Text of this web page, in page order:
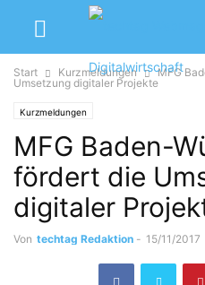
Start Kurzmeldungen
MFG
Umsetzung digitaler Projekte
Kurzmeldungen
MFG Baden-
fördert die
digitaler
Von techtag Redaktion - 15/11/2017